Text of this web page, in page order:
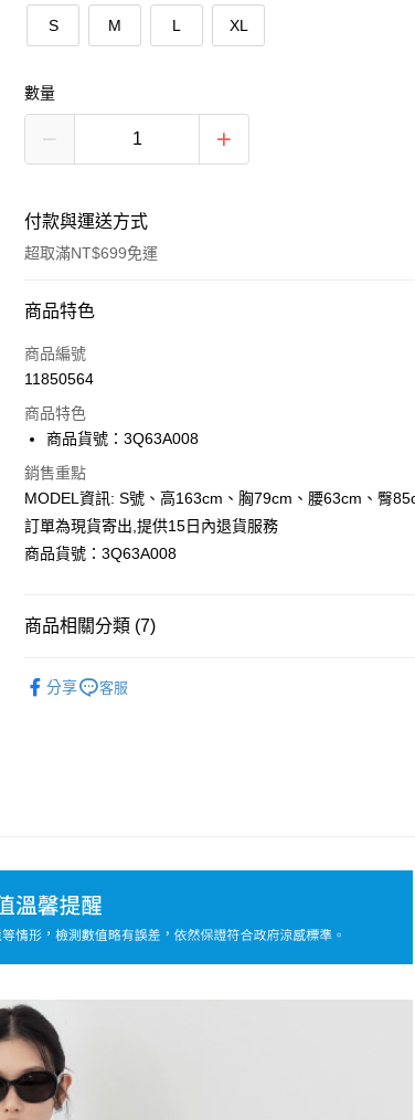
S M L XL
數量
付款與運送方式
超取滿NT$699免運
付款方式
信用卡一次付款
LINE Pay
Apple Pay
全家取貨付款
付款後全家取貨
每筆NT$80，滿NT$699(含以上)免運費
宅配
每筆NT$120，滿NT$699(含以上)免運費
商品特色
商品編號
11850564
商品特色
商品貨號：3Q63A008
銷售重點
MODEL資訊: S號、高163cm、胸79cm、腰63cm、臀
訂單為現貨寄出,提供15日內退貨服務
商品貨號：3Q63A008
商品相關分類 (7)
分享 客服